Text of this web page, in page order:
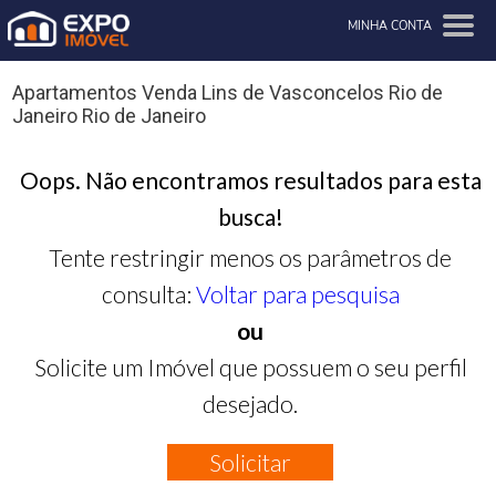
MINHA CONTA
Apartamentos Venda Lins de Vasconcelos Rio de
Janeiro Rio de Janeiro
Oops. Não encontramos resultados para esta
busca!
Tente restringir menos os parâmetros de
consulta: Voltar para pesquisa
ou
Solicite um Imóvel que possuem o seu perfil
desejado.
Solicitar